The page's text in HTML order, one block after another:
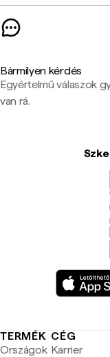
Bármilyen kérdés
Egyértelmű válaszok
van rá.
TERMÉK
Országok
CÉG
Karrier